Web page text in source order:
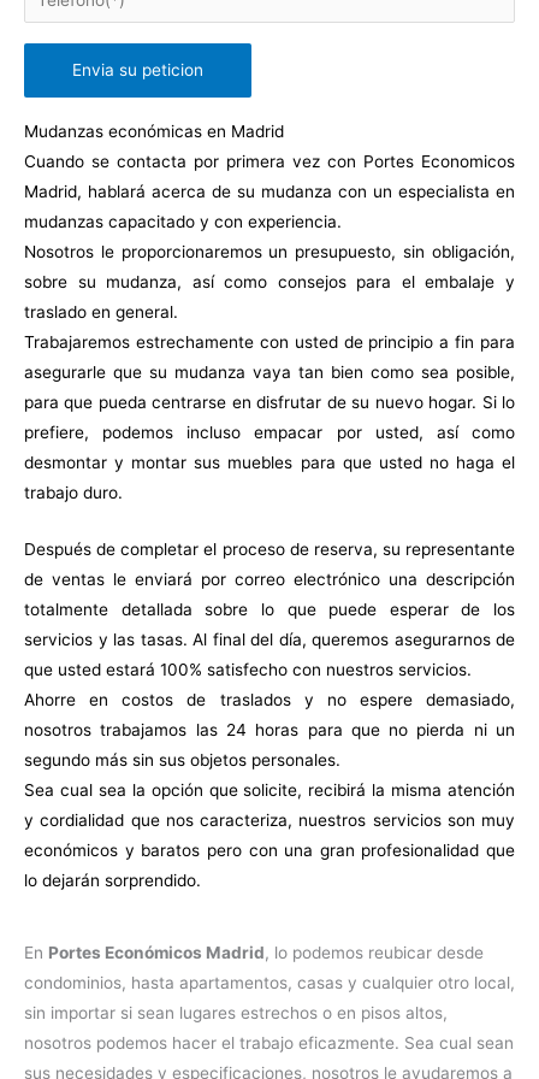
.
Mudanzas económicas en Madrid
Cuando se contacta por primera vez con Portes Economicos
Madrid, hablará acerca de su mudanza con un especialista en
mudanzas capacitado y con experiencia.
Nosotros le proporcionaremos un presupuesto, sin obligación,
sobre su mudanza, así como consejos para el embalaje y
traslado en general.
Trabajaremos estrechamente con usted de principio a fin para
asegurarle que su mudanza vaya tan bien como sea posible,
para que pueda centrarse en disfrutar de su nuevo hogar. Si lo
prefiere, podemos incluso empacar por usted, así como
desmontar y montar sus muebles para que usted no haga el
trabajo duro.
Después de completar el proceso de reserva, su representante
de ventas le enviará por correo electrónico una descripción
totalmente detallada sobre lo que puede esperar de los
servicios y las tasas. Al final del día, queremos asegurarnos de
que usted estará 100% satisfecho con nuestros servicios.
Ahorre en costos de traslados y no espere demasiado,
nosotros trabajamos las 24 horas para que no pierda ni un
segundo más sin sus objetos personales.
Sea cual sea la opción que solicite, recibirá la misma atención
y cordialidad que nos caracteriza, nuestros servicios son muy
económicos y baratos pero con una gran profesionalidad que
lo dejarán sorprendido.
En Portes Económicos Madrid, lo podemos reubicar desde
condominios, hasta apartamentos, casas y cualquier otro local,
sin importar si sean lugares estrechos o en pisos altos,
nosotros podemos hacer el trabajo eficazmente. Sea cual sean
sus necesidades y especificaciones, nosotros le ayudaremos a